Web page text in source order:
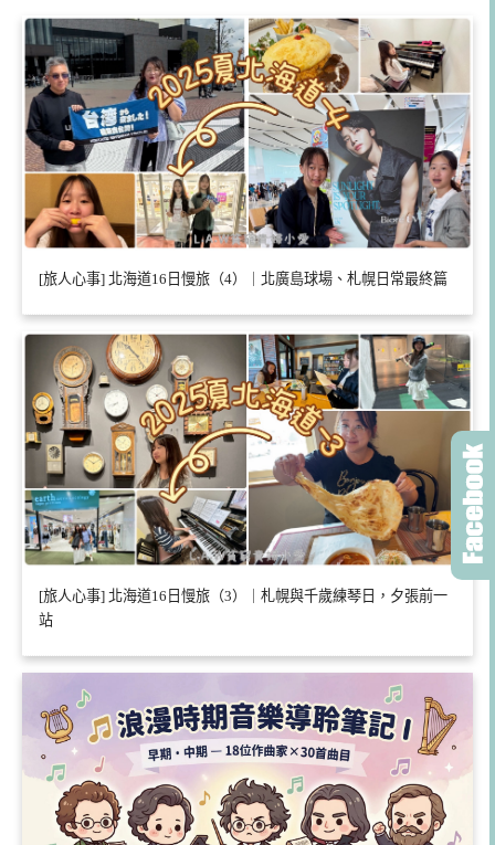
[旅人心事] 北海道16日慢旅（4）｜北廣島球場、札幌日常最終篇
[旅人心事] 北海道16日慢旅（3）｜札幌與千歲練琴日，夕張前一
站